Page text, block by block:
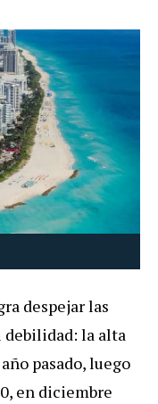
despejar las
debilidad: la alta
pasado, luego
en diciembre